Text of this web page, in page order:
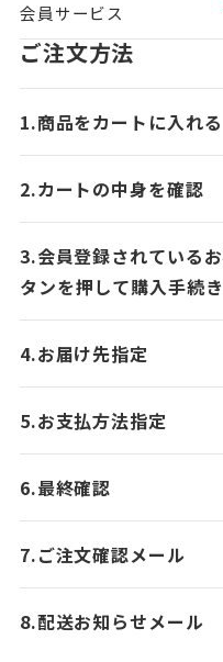
会員サービス
ご注文方法
1.商品をカートに入れる
2.カートの中身を確認
3.会員登録されている
タンを押して購入手続き
4.お届け先指定
5.お支払方法指定
6.最終確認
7.ご注文確認メール
8.配送お知らせメール